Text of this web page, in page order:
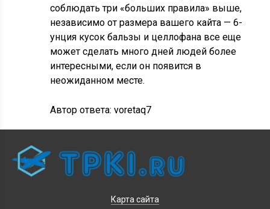
соблюдать три «больших правила» выше,
независимо от размера вашего кайта — 6-
унция кусок бальзы и целлофана все еще
может сделать много дней людей более
интересными, если он появится в
неожиданном месте.
Автор ответа:voretaq7
Карта сайта